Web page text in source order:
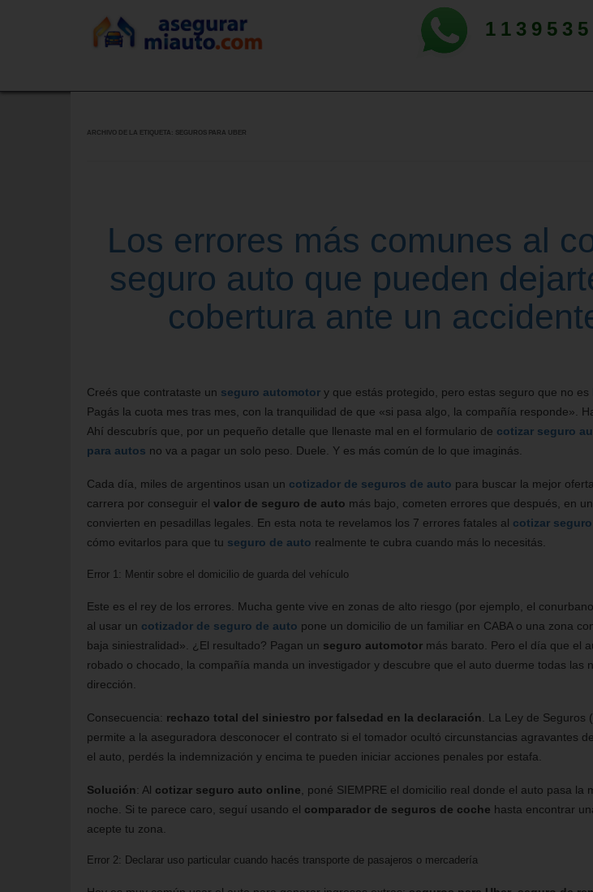
ARCHIVO DE LA ETIQUETA: SEGUROS PARA UBER
Los errores más comunes al
seguro auto que pueden
cobertura ante un
Creés que contrataste un seguro automotor y que estás protegido, pero estas seguro que no es
Pagás la cuota mes tras mes, con la tranquilidad de que «si pasa algo, la compañía responde».
Ahí descubrís que, por un pequeño detalle que llenaste mal en el formulario de cotizar seguro
para autos no va a pagar un solo peso. Duele. Y es más común de lo que imaginás.
Cada día, miles de argentinos usan un cotizador de seguros de auto para buscar la mejor
carrera por conseguir el valor de seguro de auto más bajo, cometen errores que después, en
convierten en pesadillas legales. En esta nota te revelamos los 7 errores fatales al cotizar
cómo evitarlos para que tu seguro de auto realmente te cubra cuando más lo necesitás.
Error 1: Mentir sobre el domicilio de guarda del vehículo
Este es el rey de los errores. Mucha gente vive en zonas de alto riesgo (por ejemplo, el
al usar un cotizador de seguro de auto pone un domicilio de un familiar en CABA o una zona
baja siniestralidad». ¿El resultado? Pagan un seguro automotor más barato. Pero el día que el
robado o chocado, la compañía manda un investigador y descubre que el auto duerme todas las
dirección.
Consecuencia: rechazo total del siniestro por falsedad en la declaración . La Ley de Seguros
permite a la aseguradora desconocer el contrato si el tomador ocultó circunstancias agravantes
el auto, perdés la indemnización y encima te pueden iniciar acciones penales por estafa.
Solución: Al cotizar seguro auto online , poné SIEMPRE el domicilio real donde el auto pasa la
noche. Si te parece caro, seguí usando el comparador de seguros de coche hasta encontrar
acepte tu zona.
Error 2: Declarar uso particular cuando hacés transporte de pasajeros o mercadería